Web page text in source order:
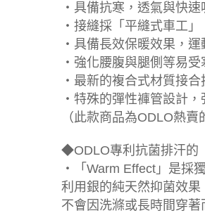
‧具備抗寒，透氣與快速
‧接縫採「平縫式車工」
‧具備長效保暖效果，運
‧強化腰腹與腿側等易受
‧最新的複合式材質接合
‧特殊的彈性褲管設計，
（此款商品為ODLO熱
◆ODLO專利抗菌排汗的
‧「Warm Effect」是採
利用銀的純天然抑菌效果
不會因洗滌或長時間穿